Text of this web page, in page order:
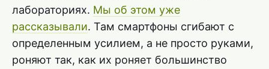
лабораториях. Мы об этом уже
рассказывали. Там смартфоны сгибают с
определенным усилием, а не просто руками,
роняют так, как их роняет большинство